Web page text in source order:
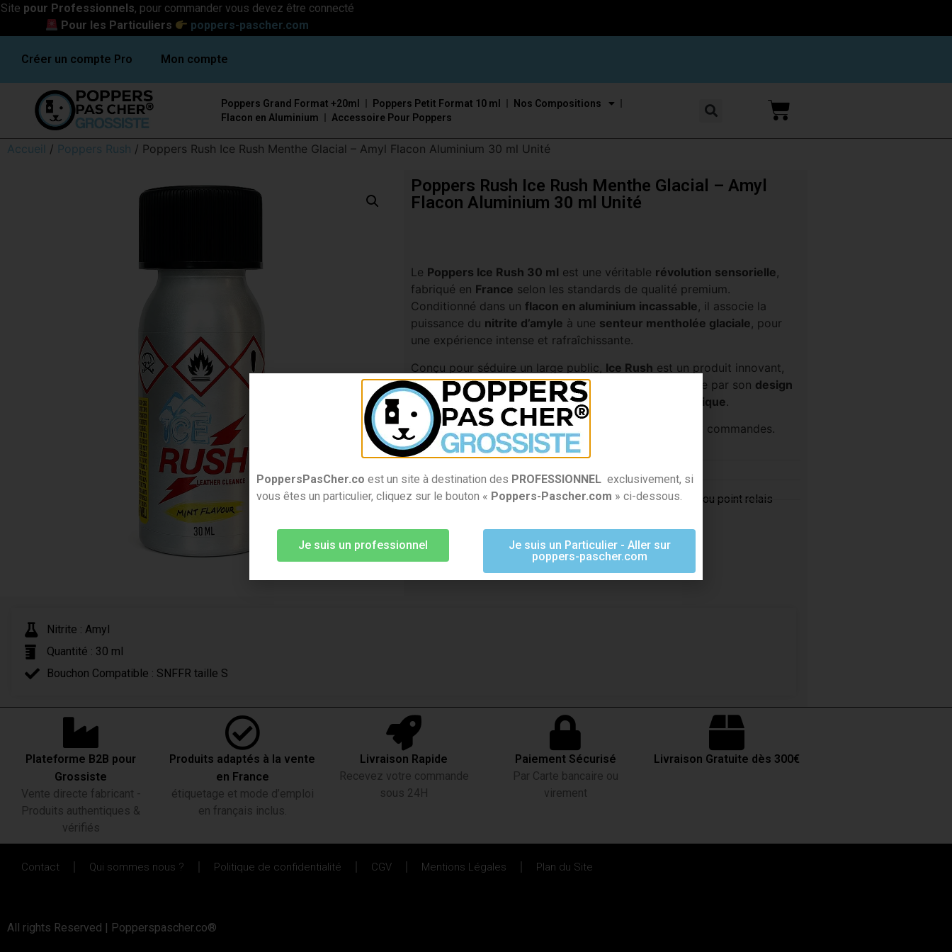
Site pour Professionnels, pour commander vous devez être connecté
Pour les Particuliers
poppers-pascher.com
Créer un compte Pro Mon compte
Poppers Grand Format +20ml Poppers Petit Format 10 ml
Nos Compositions
Flacon en Aluminium
Accessoire Pour Poppers
Accueil / Poppers Rush / Poppers Rush Ice Rush Menthe Glacial – Amyl Flacon Aluminium 30 ml Unité
Poppers Rush Ice Rush Menthe Glacial – Amyl
Flacon Aluminium 30 ml Unité
Le Poppers Ice Rush 30 ml est une véritable révolution sensorielle,
fabriqué en France selon les standards de qualité premium.
Conditionné dans un flacon en aluminium incassable, il associe la
puissance du nitrite d’amyle à une senteur mentholée glaciale, pour
une expérience intense et rafraîchissante.
Conçu pour séduire un large public, Ice Rush est un produit innovant,
très recherché par les consommateurs, qui se distingue par son design
élégant
, sapuissance longue durée arôme unique.
Vente à l’unité pro : flexibilité pour vos rayons et commandes.
Etiquetage et mode d’emploi en français inclus
Paiement 100% sécurisé
Livraison 24H avec Colissimo & Chronopost à domicile ou point relais
Nitrite : Amyl
Quantité : 30 ml
Bouchon Compatible : SNFFR taille S
Plateforme B2B pour
Grossiste
Vente directe fabricant -
Produits authentiques &
vérifiés
Produits adaptés à la vente
en France
étiquetage et mode d’emploi
en français inclus.
Livraison Rapide
Recevez votre commande
sous 24H
Paiement Sécurisé
Par Carte bancaire ou
virement
Livraison Gratuite dès 300€
Contact Qui sommes nous ? Politique de confidentialité CGV Mentions Légales Plan du Site
All rights Reserved | Popperspascher.co®​
PoppersPasCher.co est un site à destination des PROFESSIONNEL exclusivement, si
vous êtes un particulier, cliquez sur le bouton « Poppers-Pascher.com » ci-dessous.
Je suis un professionnel
Je suis un Particulier - Aller sur
poppers-pascher.com